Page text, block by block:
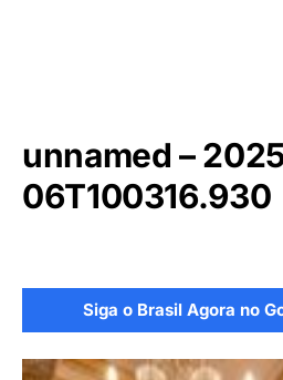
unnamed –
06T100316.930
Siga o Brasil Agora no